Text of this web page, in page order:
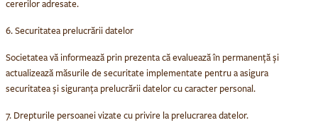
cererilor adresate.
6. Securitatea prelucrării datelor
Societatea vă informează prin prezenta că evaluează în permanență și
actualizează măsurile de securitate implementate pentru a asigura
securitatea și siguranța prelucrării datelor cu caracter personal.
7. Drepturile persoanei vizate cu privire la prelucrarea datelor.